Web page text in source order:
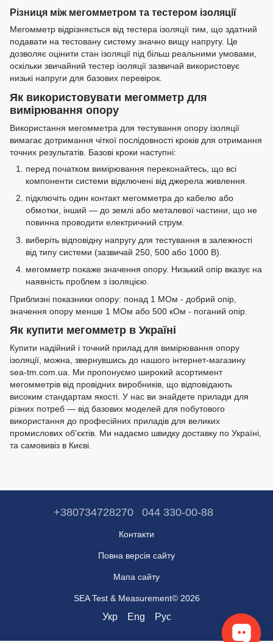
Різниця між мегомметром та тестером ізоляції
Мегомметр відрізняється від тестера ізоляції тим, що здатний
подавати на тестовану систему значно вищу напругу. Це
дозволяє оцінити стан ізоляції під більш реальними умовами,
оскільки звичайний тестер ізоляції зазвичай використовує
низькі напруги для базових перевірок.
Як використовувати мегомметр для
вимірювання опору
Використання мегомметра для тестування опору ізоляції
вимагає дотримання чіткої послідовності кроків для отримання
точних результатів. Базові кроки наступні:
перед початком вимірювання переконайтесь, що всі
компоненти системи відключені від джерела живлення.
підключіть один контакт мегомметра до кабелю або
обмотки, інший — до землі або металевої частини, що не
повинна проводити електричний струм.
виберіть відповідну напругу для тестування в залежності
від типу системи (зазвичай 250, 500 або 1000 В).
мегомметр покаже значення опору. Низький опір вказує на
наявність проблем з ізоляцією.
Приблизні показники опору: понад 1 МОм - добрий опір,
значення опору менше 1 МОм або 500 кОм - поганий опір.
Як купити мегомметр в Україні
Купити надійний і точний прилад для вимірювання опору
ізоляції, можна, звернувшись до нашого інтернет-магазину
sea-tm.com.ua. Ми пропонуємо широкий асортимент
мегомметрів від провідних виробників, що відповідають
високим стандартам якості. У нас ви знайдете прилади для
різних потреб — від базових моделей для побутового
використання до професійних приладів для великих
промислових об'єктів. Ми надаємо швидку доставку по Україні,
та самовивіз в Києві.
+380734728270 044 330-00-88
Контакти
Повна версія сайту
Мапа сайту
SEA Test & Measurement© 2026
Укр Eng Рус